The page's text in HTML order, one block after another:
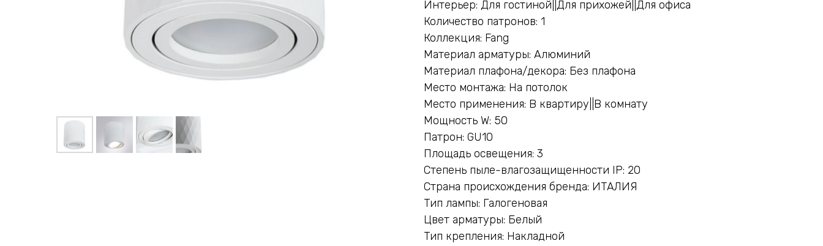
Интерьер: Для гостиной||Для прихожей||Для офиса
Количество патронов: 1
Коллекция: Fang
Материал арматуры: Алюминий
Материал плафона/декора: Без плафона
Место монтажа: На потолок
Место применения: В квартиру||В комнату
Мощность W: 50
Патрон: GU10
Площадь освещения: 3
Степень пыле-влагозащищенности IP: 20
Страна происхождения бренда: ИТАЛИЯ
Тип лампы: Галогеновая
Цвет арматуры: Белый
Тип крепления: Накладной